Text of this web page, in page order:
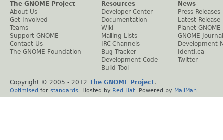
The GNOME Project
About Us
Get Involved
Teams
Support GNOME
Contact Us
The GNOME Foundation
Resources
Developer Center
Documentation
Wiki
Mailing Lists
IRC Channels
Bug Tracker
Development Code
Build Tool
News
Press Releases
Latest Release
Planet GNOME
GNOME Journal
Development
Identi.ca
Twitter
Copyright © 2005 - 2012 The GNOME Project.
Optimised for standards . Hosted by Red Hat . Powered by MailMan